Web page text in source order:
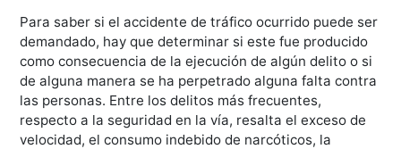
Para saber si el accidente de tráfico ocurrido puede ser
demandado, hay que determinar si este fue producido
como consecuencia de la ejecución de algún delito o si
de alguna manera se ha perpetrado alguna falta contra
las personas. Entre los delitos más frecuentes,
respecto a la seguridad en la vía, resalta el exceso de
velocidad, el consumo indebido de narcóticos, la